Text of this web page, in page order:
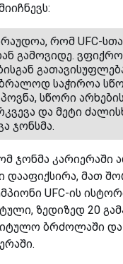
რომ UFC-
გამოვიდე.
საჭიროა
სწორი
და მეტი
ჯონსმა.
ჯონმა კარიერაში
დააფიქსირა, მათ
UFC-ის
ზედიზედ 20
ბრძოლაში